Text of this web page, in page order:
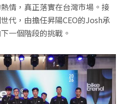
情，真正落實在台灣市場。接
代，由擔任昇陽CEO的Josh承
一個階段的挑戰。